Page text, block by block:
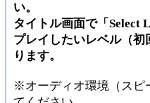
い。
タイトル画面で「Select
プレイしたいレベル（
ります。
※オーディオ環境（スピ